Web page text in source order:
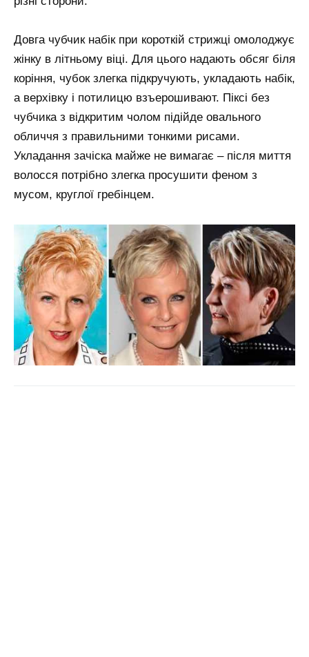
Довга чубчик набік при короткій стрижці омолоджує
жінку в літньому віці. Для цього надають обсяг біля
коріння, чубок злегка підкручують, укладають набік,
а верхівку і потилицю взъерошивают. Піксі без
чубчика з відкритим чолом підійде овального
обличчя з правильними тонкими рисами.
Укладання зачіска майже не вимагає – після миття
волосся потрібно злегка просушити феном з
мусом, круглої гребінцем.